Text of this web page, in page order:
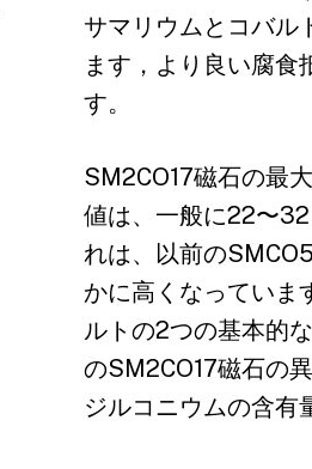
サマリウムとコバル
ます，より良い腐食
す。
SM2CO17磁石の最
値は、一般に22〜
れは、以前の
かに高くなっていま
ルトの2つの基本的
のSM2CO17磁石の
ジルコニウムの含有